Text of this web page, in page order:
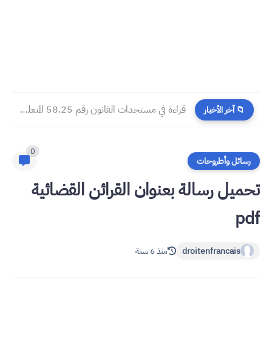
📁 آخر الأخبار ​قراءة في مستجدات القانون رقم 58.25 المتعلق بالمسطرة المدنية
رسائل وأطروحات
0
تحميل رسالة بعنوان القرائن القضائية
pdf
droitenfrancais منذ 6 سنة